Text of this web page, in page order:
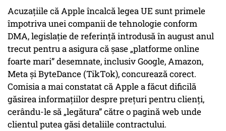
Acuzațiile că Apple încalcă legea UE sunt primele
împotriva unei companii de tehnologie conform
DMA, legislație de referință introdusă în august anul
trecut pentru a asigura că șase „platforme online
foarte mari” desemnate, inclusiv Google, Amazon,
Meta și ByteDance (TikTok), concurează corect.
Comisia a mai constatat că Apple a făcut dificilă
găsirea informațiilor despre prețuri pentru clienți,
cerându-le să „legătura” către o pagină web unde
clientul putea găsi detaliile contractului.